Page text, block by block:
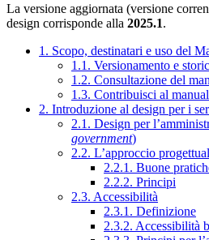
La versione aggiornata (versione
design corrisponde alla 2025.1.
1. Scopo, destinatari e uso del
1.1. Versionamento e
1.2. Consultazione del
1.3. Contribuisci al
2. Introduzione al design per i
2.1. Design per
government)
2.2. L’approccio
2.2.1. Buone
2.2.2. Principi
2.3. Accessibilità
2.3.1. Definizione
2.3.2. Accessibilità